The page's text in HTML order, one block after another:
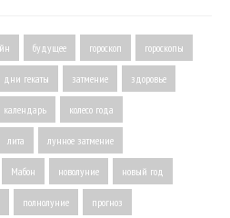
будущее гороскоп гороскопы
дни гекаты затмение здоровье
календарь колесо года
лита лунное затмение
Мабон новолуние новый год
полнолуние прогноз